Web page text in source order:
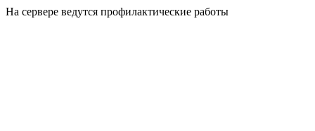
На сервере ведутся профилактические работы